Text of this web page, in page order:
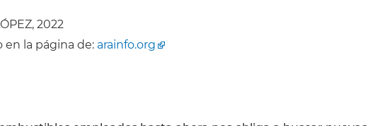
2022
en la página de: arainfo.org